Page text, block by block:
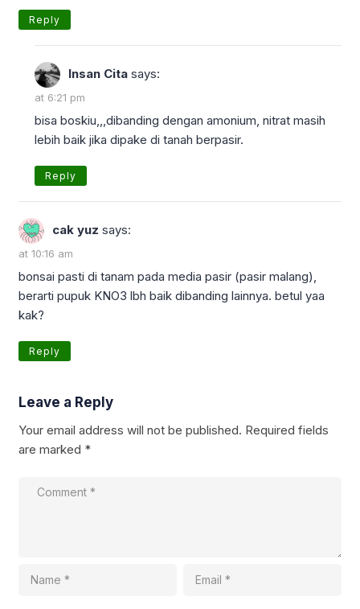
Reply
Insan Cita says:
at 6:21 pm
bisa boskiu,,,dibanding dengan amonium, nitrat masih
lebih baik jika dipake di tanah berpasir.
Reply
cak yuz says:
at 10:16 am
bonsai pasti di tanam pada media pasir (pasir malang),
berarti pupuk KNO3 lbh baik dibanding lainnya. betul yaa
kak?
Reply
Leave a Reply
Your email address will not be published. Required fields
are marked *